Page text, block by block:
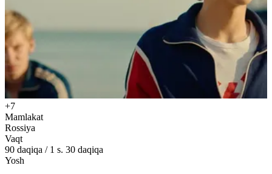
+7
Mamlakat
Rossiya
Vaqt
90 daqiqa / 1 s. 30 daqiqa
Yosh